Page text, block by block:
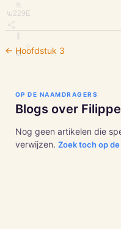
⎘
\u229E
M
← Hoofdstuk 3
OP DE NAAMDRAGERS
Blogs over
Nog geen artikelen die
verwijzen. Zoek toch op